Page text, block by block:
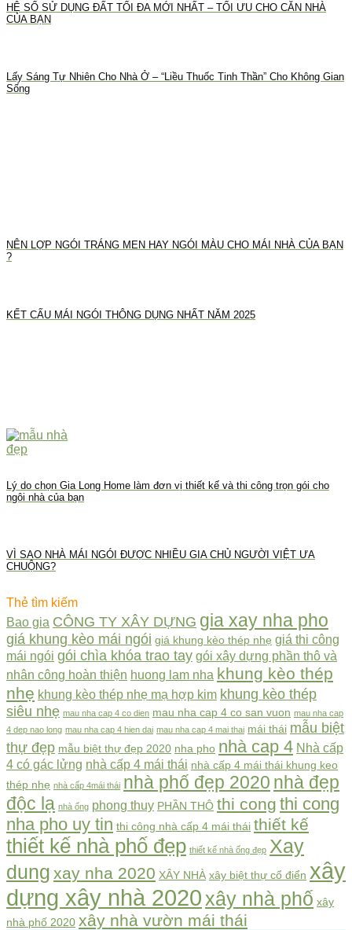
HỆ SỐ SỬ DỤNG ĐẤT TỐI ĐA MỚI NHẤT – TỐI ƯU CHO CĂN NHÀ
CỦA BẠN
Lấy Sáng Tự Nhiên Cho Nhà Ở – “Liều Thuốc Tinh Thần” Cho Không Gian
Sống
NÊN LỢP NGÓI TRÁNG MEN HAY NGÓI MÀU CHO MÁI NHÀ CỦA BẠN
?
KẾT CẤU MÁI NGÓI THÔNG DỤNG NHẤT NĂM 2025
Lý do chọn Gia Long Home làm đơn vị thiết kế và thi công trọn gói cho
ngôi nhà của bạn
VÌ SAO NHÀ MÁI NGÓI ĐƯỢC NHIỀU GIA CHỦ NGƯỜI VIỆT ƯA
CHUỘNG?
Thẻ tìm kiếm
Bao gia CÔNG TY XÂY DỰNG gia xay nha pho
giá khung kèo mái ngói giá khung kèo thép nhẹ giá thi công
mái ngói gói chìa khóa trao tay gói xây dựng phần thô và
nhân công hoàn thiện huong lam nha khung kèo thép
nhẹ khung kèo thép nhẹ mạ hợp kim khung kèo thép
siêu nhẹ mau nha cap 4 co dien mau nha cap 4 co san vuon mau nha cap
4 dep nao long mau nha cap 4 hien dai mau nha cap 4 mai thai mái thái mẫu biệt
thự đẹp mẫu biệt thự đẹp 2020 nha pho nhà cap 4 Nhà cấp
4 có gác lửng nhà cấp 4 mái thái nhà cấp 4 mái thái khung keo
thép nhẹ nhà cấp 4mái thái nhà phố đẹp 2020 nhà đẹp
độc lạ nhà ống phong thuy PHẦN THÔ thi cong thi cong
nha pho uy tin thi công nhà cấp 4 mái thái thiết kế
thiết kế nhà phố đẹp thiết kế nhà ống đẹp Xay
dung xay nha 2020 XÂY NHÀ xây biệt thự cổ điển xây
dựng xây nhà 2020xây nhà phố xây
nhà phố 2020 xây nhà vườn mái thái